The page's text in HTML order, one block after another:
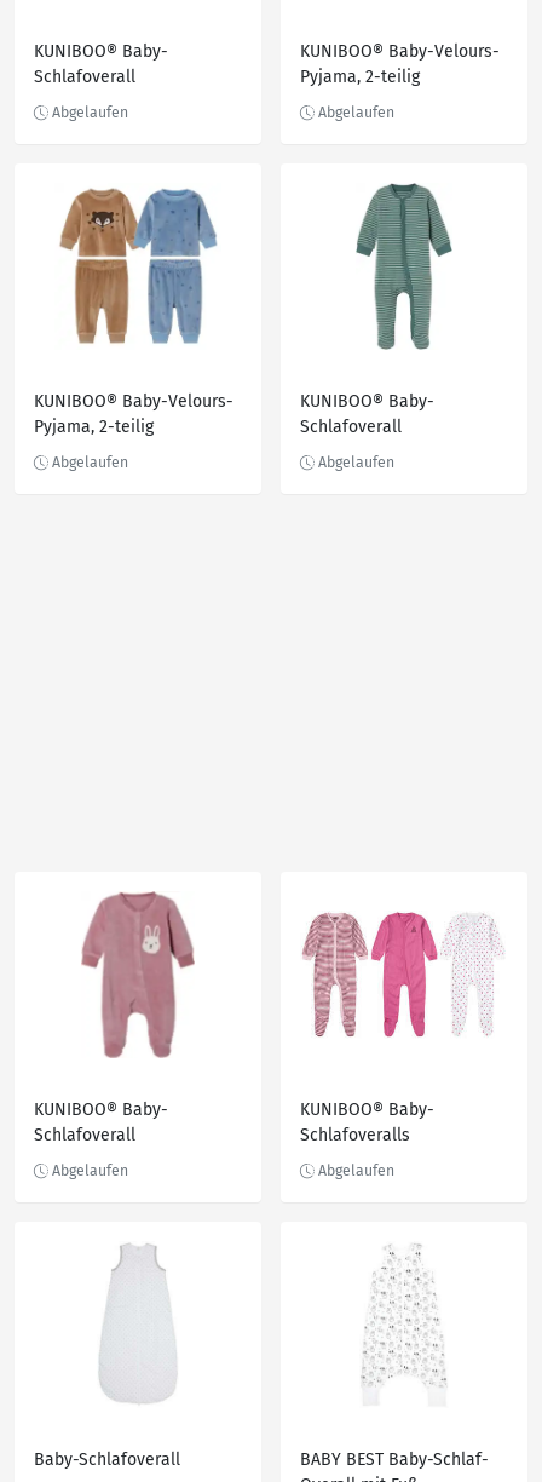
KUNIBOO® Baby-
Schlafoverall
KUNIBOO® Baby-Velours-
Pyjama, 2-teilig
KUNIBOO® Baby-Velours-
Pyjama, 2-teilig
KUNIBOO® Baby-
Schlafoverall
KUNIBOO® Baby-
Schlafoverall
KUNIBOO® Baby-
Schlafoveralls
Baby-Schlafoverall
BABY BEST Baby-Schlaf-